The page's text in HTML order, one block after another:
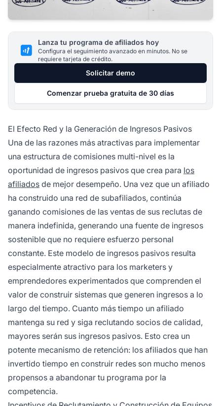
Lanza tu programa de afiliados hoy
Configura el seguimiento avanzado en minutos. No se
requiere tarjeta de crédito.
Solicitar demo
Comenzar prueba gratuita de 30 días
El Efecto Red y la Generación de Ingresos Pasivos
Una de las razones más atractivas para implementar
una estructura de comisiones multi-nivel es la
oportunidad de ingresos pasivos que crea para los
afiliados de mejor desempeño. Una vez que un afiliado
ha construido una red de subafiliados, continúa
ganando comisiones de las ventas de sus reclutas de
manera indefinida, generando una fuente de ingresos
sostenible que no requiere esfuerzo personal
constante. Este modelo de ingresos pasivos resulta
especialmente atractivo para los marketers y
emprendedores experimentados que comprenden el
valor de construir sistemas que generen ingresos a lo
largo del tiempo. Cuanto más tiempo un afiliado
mantenga su red y siga reclutando socios de calidad,
mayores serán sus ingresos pasivos. Esto crea un
potente mecanismo de retención: los afiliados que han
invertido tiempo en construir redes son mucho menos
propensos a abandonar tu programa por la
competencia.